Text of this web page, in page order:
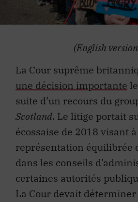
(English
La Cour suprême
une décision importante
suite d’un recours du
Scotland. Le litige portait
écossaise de 2018 visant
représentation équilibrée
dans les conseils
certaines autorités
La Cour devait